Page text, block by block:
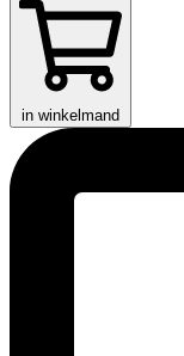
in winkelmand